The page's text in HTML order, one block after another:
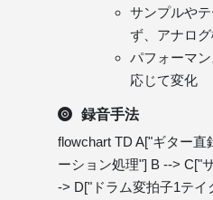
サンプルや
ず、アナロ
パフォーマ
応じて変化
録音手法
flowchart TD A["ギター直
ーション処理"] B --> C["
-> D["ドラム変拍子1テイ